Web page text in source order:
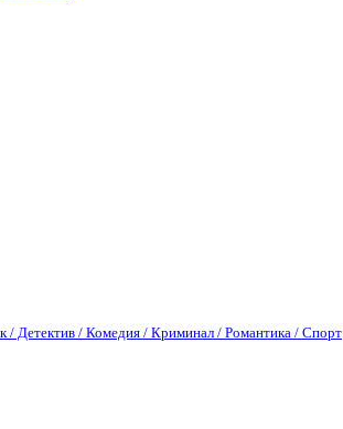
/ Детектив / Комедия / Криминал / Романтика / Спорт